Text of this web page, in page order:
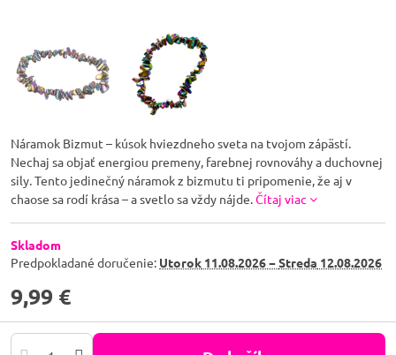
Náramok Bizmut – kúsok hviezdneho sveta na tvojom zápästí.
Nechaj sa objať energiou premeny, farebnej rovnováhy a duchovnej
sily. Tento jedinečný náramok z bizmutu ti pripomenie, že aj v
chaose sa rodí krása – a svetlo sa vždy nájde.Čítaj viac
Skladom
Predpokladané doručenie: Utorok 11.08.2026 −Streda 12.08.2026
9,99 €